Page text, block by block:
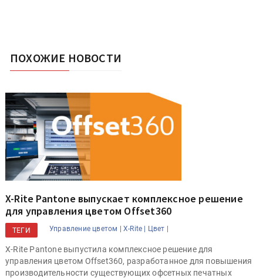
ПОХОЖИЕ НОВОСТИ
X-Rite Pantone выпускает комплексное решение
для управления цветом Offset360
ТЕГИ Управление цветом | X-Rite | Цвет |
X-Rite Pantone выпустила комплексное решение для
управления цветом Offset360, разработанное для повышения
производительности существующих офсетных печатных